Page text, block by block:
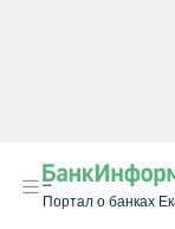
Портал о банках